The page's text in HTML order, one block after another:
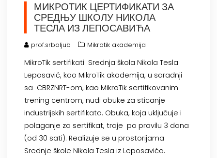
МИКРОТИК ЦЕРТИФИКАТИ ЗА
СРЕДЊУ ШКОЛУ НИКОЛА
ТЕСЛА ИЗ ЛЕПОСАВИЋА
prof.srboljub Mikrotik akademija
MikroTik sertifikati Srednja škola Nikola Tesla
Leposavić, kao MikroTik akademija, u saradnji
sa CBRZNRT-om, kao MikroTik sertifikovanim
trening centrom, nudi obuke za sticanje
industrijskih sertifikata. Obuka, koja uključuje i
polaganje za sertifikat, traje po pravilu 3 dana
(od 30 sati). Realizuje se u prostorijama
Srednje škole NIkola Tesla iz Leposavića.